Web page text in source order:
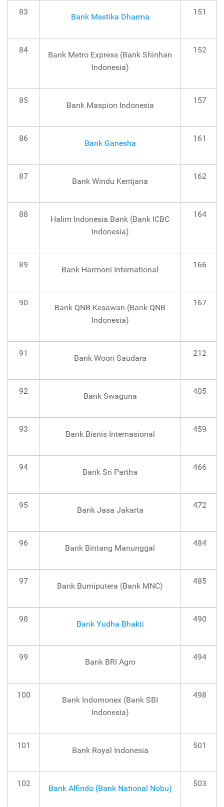
83
Bank Mestika Dharma
151
84
Bank Metro Express (Bank Shinhan
Indonesia)
152
85
Bank Maspion Indonesia
157
86
Bank Ganesha
161
87
Bank Windu Kentjana
162
88
Halim Indonesia Bank (Bank ICBC
Indonesia)
164
89
Bank Harmoni International
166
90
Bank QNB Kesawan (Bank QNB
Indonesia)
167
91
Bank Woori Saudara
212
92
Bank Swaguna
405
93
Bank Bisnis Internasional
459
94
Bank Sri Partha
466
95
Bank Jasa Jakarta
472
96
Bank Bintang Manunggal
484
97
Bank Bumiputera (Bank MNC)
485
98
Bank Yudha Bhakti
490
99
Bank BRI Agro
494
100
Bank Indomonex (Bank SBI
Indonesia)
498
101
Bank Royal Indonesia
501
102
Bank Alfindo (Bank National Nobu)
503